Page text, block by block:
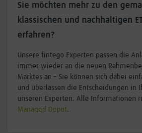
Sie möchten mehr zu den
klassischen und nachhaltigen
erfahren?
Unsere fintego Experten passen die
immer wieder an die neuen
Marktes an – Sie können sich dabei
und überlassen die Entscheidungen in
unseren Experten. Alle Informationen
Managed Depot.